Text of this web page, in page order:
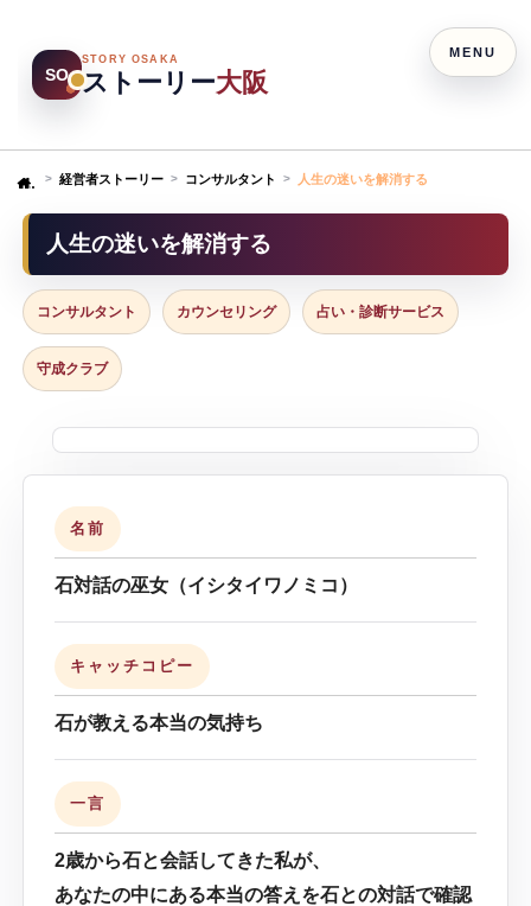
SO
STORY OSAKA
ストーリー大阪
Home 経営者ストーリー コンサルタント 人生の迷いを解消する
人生の迷いを解消する
コンサルタント カウンセリング 占い・診断サービス
守成クラブ
名前
石対話の巫女（イシタイワノミコ）
キャッチコピー
石が教える本当の気持ち
一言
2歳から石と会話してきた私が、
あなたの中にある本当の答えを石との対話で確認
MENU